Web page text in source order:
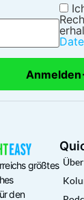
Anmelden
größtes
den